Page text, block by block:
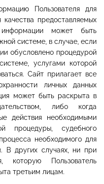
Пользователя для
предоставляемых
может быть
системе, в случае, если
обусловлено процедурой
услугами которой
Сайт прилагает все
личных данных
может быть раскрыта в
либо когда
действия необходимыми
процедуры, судебного
необходимого для
В других случаях, ни при
которую Пользователь
третьим лицам.